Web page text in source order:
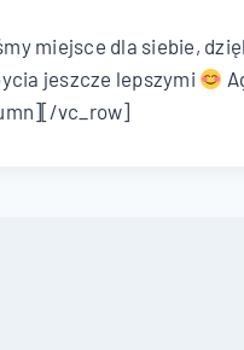
miejsce dla siebie,
jeszcze lepszymi
vc_row]